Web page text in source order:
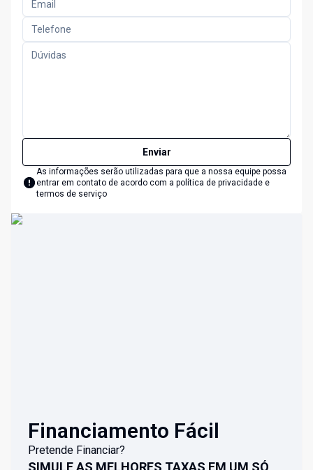
Enviar
As informações serão utilizadas para que a nossa equipe possa
entrar em contato de acordo com a política de privacidade e
termos de serviço
Financiamento Fácil
Pretende Financiar?